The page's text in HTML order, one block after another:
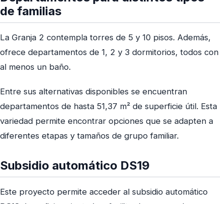
de familias
La Granja 2 contempla torres de 5 y 10 pisos. Además,
ofrece departamentos de 1, 2 y 3 dormitorios, todos con
al menos un baño.
Entre sus alternativas disponibles se encuentran
departamentos de hasta 51,37 m² de superficie útil. Esta
variedad permite encontrar opciones que se adapten a
diferentes etapas y tamaños de grupo familiar.
Subsidio automático DS19
Este proyecto permite acceder al subsidio automático